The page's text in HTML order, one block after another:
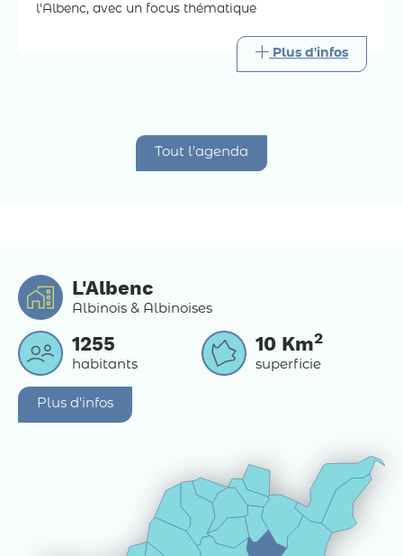
l'Albenc, avec un focus thématique
Plus d'infos
Tout l'agenda
L'Albenc
Albinois & Albinoises
1255
habitants
10 Km2
superficie
Plus d'infos